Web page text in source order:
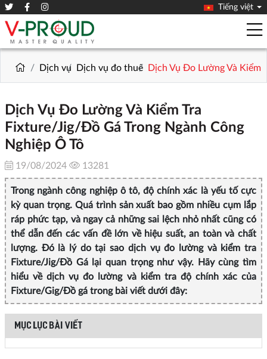
Tiếng việt
Dịch vụ Dịch vụ đo thuê Dịch Vụ Đo Lường Và Kiểm
Dịch Vụ Đo Lường Và Kiểm Tra
Fixture/Jig/Đồ Gá Trong Ngành Công
Nghiệp Ô Tô
19/08/2024 13281
Trong ngành công nghiệp ô tô, độ chính xác là yếu tố cực
kỳ quan trọng. Quá trình sản xuất bao gồm nhiều cụm lắp
ráp phức tạp, và ngay cả những sai lệch nhỏ nhất cũng có
thể dẫn đến các vấn đề lớn về hiệu suất, an toàn và chất
lượng. Đó là lý do tại sao dịch vụ đo lường và kiểm tra
Fixture/Jig/Đồ Gá lại quan trọng như vậy. Hãy cùng tìm
hiểu về dịch vụ đo lường và kiểm tra độ chính xác của
Fixture/Gig/Đồ gá trong bài viết dưới đây:
MỤC LỤC BÀI VIẾT